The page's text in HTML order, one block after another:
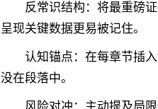
反常识结构‌：将最重磅证
呈现关键数据更易被记住。
认知锚点‌：在每章节插入“
没在段落中。